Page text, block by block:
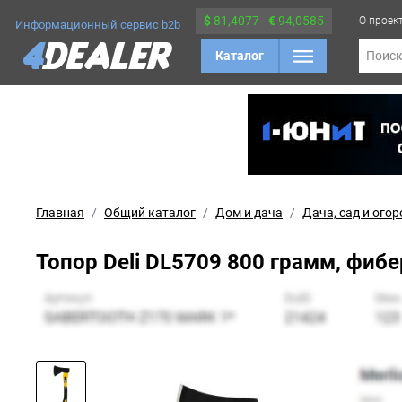
Информационный сервис b2b $ 81,4077 €94,0585
Каталог
О
Поиск
Главная Общий каталог Дом и дача Дача, сад и
Топор Deli DL5709 800 грамм,